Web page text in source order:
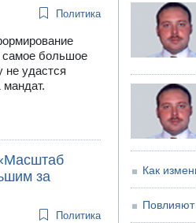
Политика
самое большое
не удастся
за
Политика
Как
Повлияют